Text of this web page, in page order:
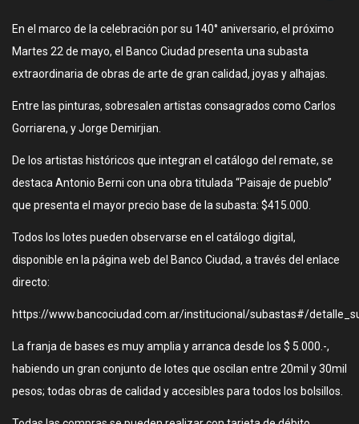
En el marco de la celebración por su 140° aniversario, el próximo
Martes 22 de mayo, el Banco Ciudad presenta una subasta
extraordinaria de obras de arte de gran calidad, joyas y alhajas.
Entre las pinturas, sobresalen artistas consagrados como Carlos
Gorriarena, y Jorge Demirjian.
De los artistas históricos que integran el catálogo del remate, se
destaca Antonio Berni con una obra titulada “Paisaje de pueblo”
que presenta el mayor precio base de la subasta: $415.000.
Todos los lotes pueden observarse en el catálogo digital,
disponible en la página web del Banco Ciudad, a través del enlace
directo:
https://www.bancociudad.com.ar/institucional/subastas#/
La franja de bases es muy amplia y arranca desde los $ 5.000.-,
habiendo un gran conjunto de lotes que oscilan entre 20mil y 30mil
pesos; todas obras de calidad y accesibles para todos los bolsillos.